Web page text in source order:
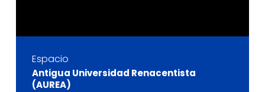
Espacio
Antigua Universidad Renacentista
(AUREA)